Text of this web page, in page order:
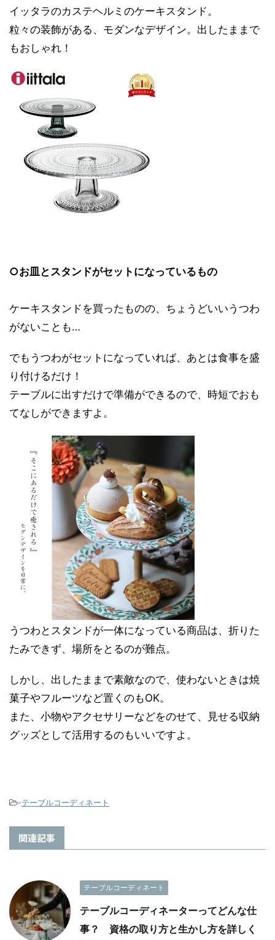
イッタラのカステヘルミのケーキスタンド。
粒々の装飾がある、モダンなデザイン。出したままで
もおしゃれ！
○お皿とスタンドがセットになっているもの
ケーキスタンドを買ったものの、ちょうどいいうつわ
がないことも…
でもうつわがセットになっていれば、あとは食事を盛
り付けるだけ！
テーブルに出すだけで準備ができるので、時短でおも
てなしができますよ。
うつわとスタンドが一体になっている商品は、折りた
たみできず、場所をとるのが難点。
しかし、出したままで素敵なので、使わないときは焼
菓子やフルーツなど置くのもOK。
また、小物やアクセサリーなどをのせて、見せる収納
グッズとして活用するのもいいですよ。
-テーブルコーディネート
関連記事
テーブルコーディネート
テーブルコーディネーターってどんな仕
事？ 資格の取り方と生かし方を詳しく